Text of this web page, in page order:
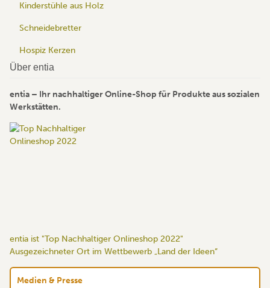
Kinderstühle aus Holz
Schneidebretter
Hospiz Kerzen
Über entia
entia – Ihr nachhaltiger Online-Shop für Produkte aus sozialen
Werkstätten.
entia ist "Top Nachhaltiger Onlineshop 2022"
Ausgezeichneter Ort im Wettbewerb „Land der Ideen“
Medien & Presse